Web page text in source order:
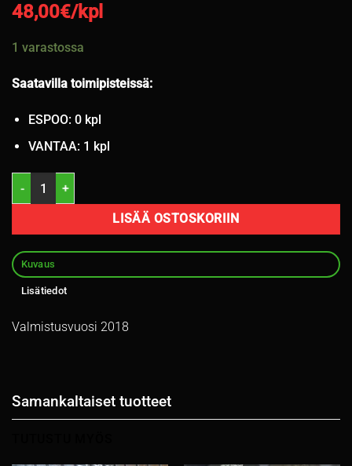
48,00€/kpl
1 varastossa
Saatavilla toimipisteissä:
ESPOO: 0 kpl
VANTAA: 1 kpl
235/55R19 Pirelli Scorpion Verde 101V kesä 4mm / 3V11-2 määrä
LISÄÄ OSTOSKORIIN
Kuvaus
Lisätiedot
Valmistusvuosi 2018
Samankaltaiset tuotteet